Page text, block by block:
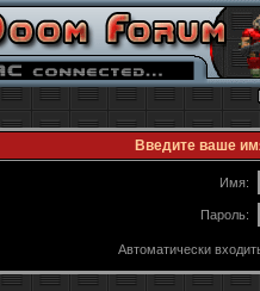
Введите ваше
Имя:
Пароль:
Автоматически